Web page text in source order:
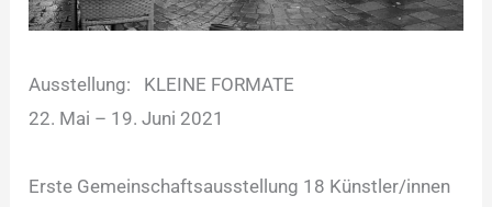
Ausstellung: KLEINE FORMATE
22. Mai – 19. Juni 2021
Erste Gemeinschaftsausstellung 18 Künstler/innen